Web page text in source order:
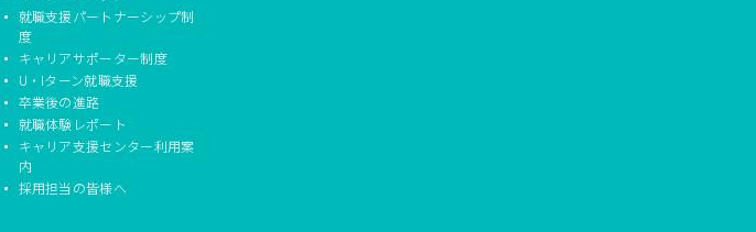
就職支援パートナーシップ制
度
キャリアサポーター制度
U・Iターン就職支援
卒業後の進路
就職体験レポート
キャリア支援センター利用案
内
採用担当の皆様へ